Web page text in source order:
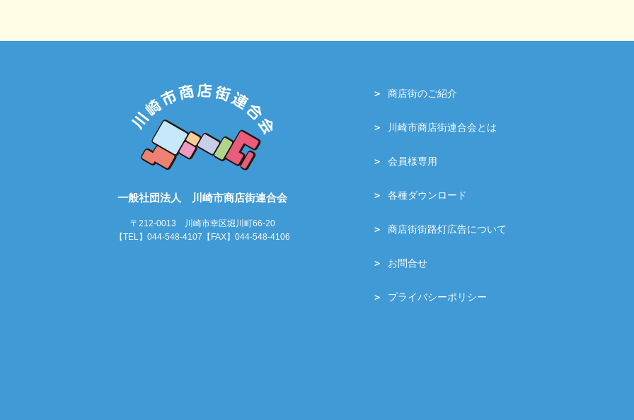
一般社団法人 川崎市商店街連合会
〒212-0013 川崎市幸区堀川町66-20
【TEL】044-548-4107【FAX】044-548-4106
商店街のご紹介
川崎市商店街連合会とは
会員様専用
各種ダウンロード
商店街街路灯広告について
お問合せ
プライバシーポリシー